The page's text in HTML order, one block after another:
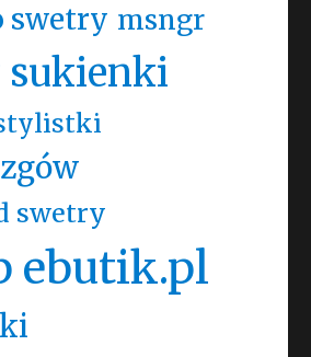
swetry msngr
sukienki
swetry
ebutik.pl